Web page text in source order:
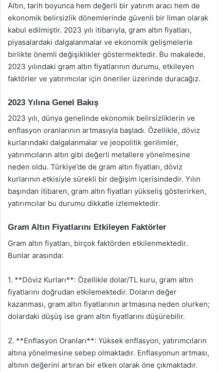
Altın, tarih boyunca hem değerli bir yatırım aracı hem de
ekonomik belirsizlik dönemlerinde güvenli bir liman olarak
kabul edilmiştir. 2023 yılı itibarıyla, gram altın fiyatları,
piyasalardaki dalgalanmalar ve ekonomik gelişmelerle
birlikte önemli değişiklikler göstermektedir. Bu makalede,
2023 yılındaki gram altın fiyatlarının durumu, etkileyen
faktörler ve yatırımcılar için öneriler üzerinde duracağız.
2023 Yılına Genel Bakış
2023 yılı, dünya genelinde ekonomik belirsizliklerin ve
enflasyon oranlarının artmasıyla başladı. Özellikle, döviz
kurlarındaki dalgalanmalar ve jeopolitik gerilimler,
yatırımcıların altın gibi değerli metallere yönelmesine
neden oldu. Türkiye’de de gram altın fiyatları, döviz
kurlarının etkisiyle sürekli bir değişim içerisindedir. Yılın
başından itibaren, gram altın fiyatları yükseliş gösterirken,
yatırımcılar bu durumu dikkatle izlemektedir.
Gram Altın Fiyatlarını Etkileyen Faktörler
Gram altın fiyatları, birçok faktörden etkilenmektedir.
Bunlar arasında:
1. **Döviz Kurları**: Özellikle dolar/TL kuru, gram altın
fiyatlarını doğrudan etkilemektedir. Doların değer
kazanması, gram altın fiyatlarının artmasına neden olurken;
dolardaki düşüş ise gram altın fiyatlarını düşürebilir.
2. **Enflasyon Oranları**: Yüksek enflasyon, yatırımcıların
altına yönelmesine sebep olmaktadır. Enflasyonun artması,
altının değerini artıran bir etken olarak öne çıkmaktadır.